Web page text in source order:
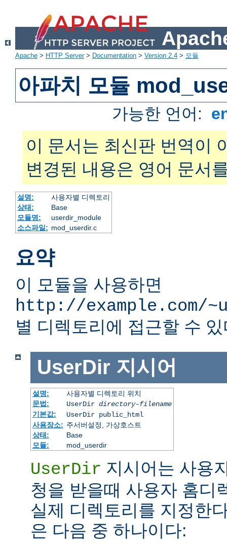
Apache > HTTP Server> Documentation > Version 2.4 > 모듈
아파치 모듈
가능한 언어:
이 문서는 최신판 번역이
변경된 내용은 영어 문서
설명:
사용자별 디렉토리
상태:
Base
모듈명:
userdir_module
소스파일: mod_userdir.c
요약
이 모듈을 사용하면
http://example.com/
별 디렉토리에 접근할 수 있
UserDir 지시어
설명:
사용자별 디렉토리 위치
문법:
UserDir directory-filename
기본값:
UserDir public_html
사용장소: 주서버설정, 가상호스트
상태:
Base
모듈:
mod_userdir
UserDir 지시어는 사용
청을 받을때 사용자 홈디
실제 디렉토리를 지정한
은 다음 중 하나이다: